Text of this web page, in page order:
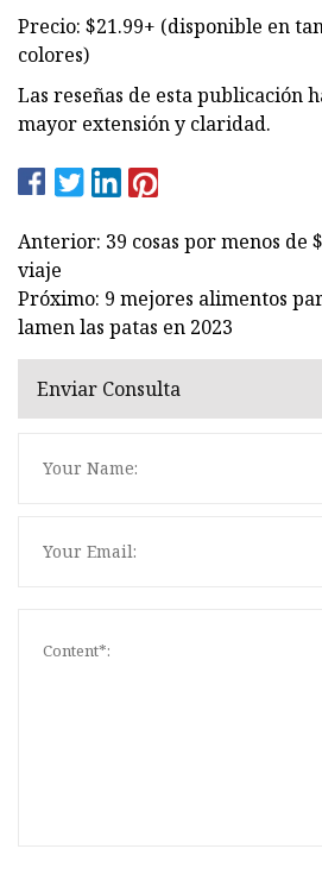
Precio: $21.99+ (disponible en
colores)
Las reseñas de esta publicación
mayor extensión y claridad.
Anterior: 39 cosas por menos de
viaje
Próximo: 9 mejores alimentos
lamen las patas en 2023
Enviar Consulta